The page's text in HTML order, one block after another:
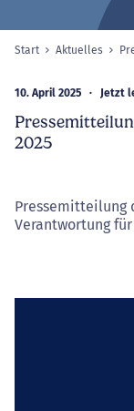
Sie sind hier:
Start Aktuelles
10. April 2025 Jetzt
2025
Pressemitteilung
Verantwortung